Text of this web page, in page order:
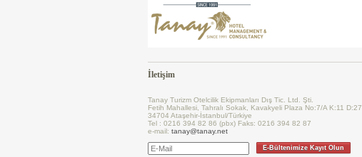
İletişim
Tanay Turizm Otelcilik Ekipmanları Dış Tic. Ltd. Şti.
Fetih Mahallesi, Tahralı Sokak, Kavakyeli Plaza No:7/A K:11 D:27
34704 Ataşehir-İstanbul/Türkiye
Tel : 0216 394 82 86 (pbx) Faks: 0216 394 82 87
e-mail: tanay@tanay.net
E-Bültenimize Kayıt Olun